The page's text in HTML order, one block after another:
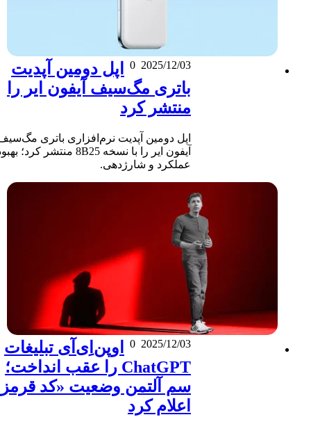
2025/12/03
0 اپل دومین آپدیت
باتری مگ‌سیف آیفون ایر را
منتشر کرد
اپل دومین آپدیت نرم‌افزاری باتری مگ‌سیف
آیفون ایر را با نسخه 8B25 منتشر کرد؛ بهبود
عملکرد و شارژدهی.
2025/12/03
0 اوپن‌اِی‌آی تبلیغات
ChatGPT را عقب انداخت؛
سم آلتمن وضعیت «کد قرمز»
اعلام کرد